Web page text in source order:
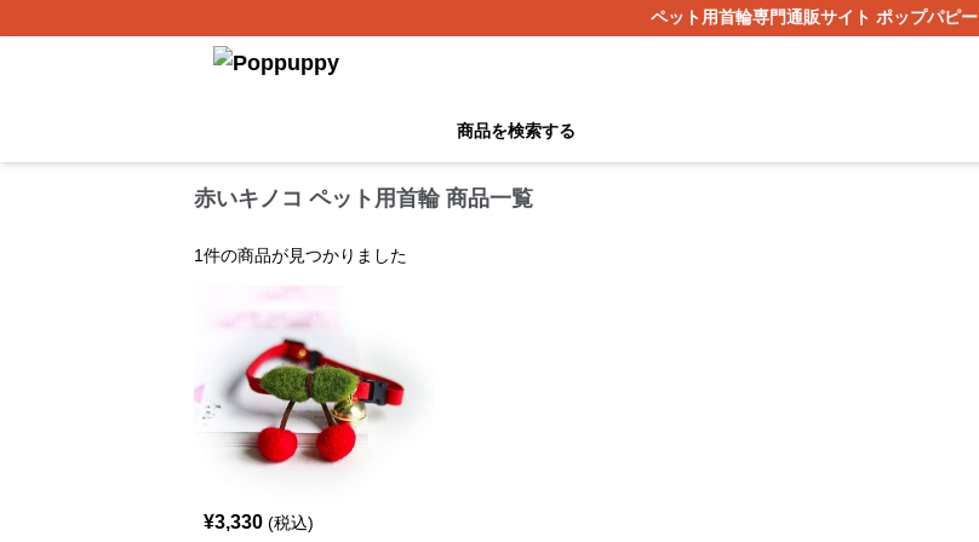
ペット用首輪専門通販サイト ポップパピー
商品を検索する
赤いキノコ ペット用首輪 商品一覧
1件の商品が見つかりました
¥3,330 (税込)